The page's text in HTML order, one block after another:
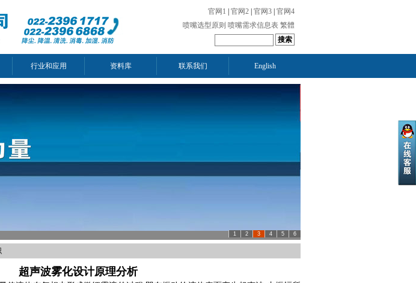
官网1 官网2 官网3 官网4
喷嘴选型原则 喷嘴需求信息表 繁體
行业和应用 资料库 联系我们 English
1 2 3 4 5 6
超声波雾化设计原理分析